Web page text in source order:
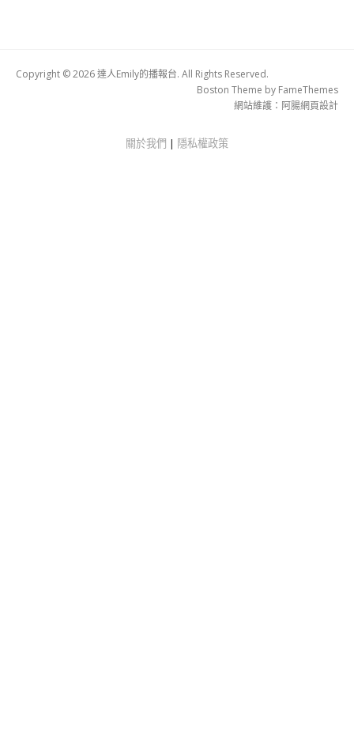
Copyright © 2026 達人Emily的播報台. All Rights Reserved.
Boston Theme by FameThemes
網站維護： 阿腸網頁設計
關於我們 | 隱私權政策